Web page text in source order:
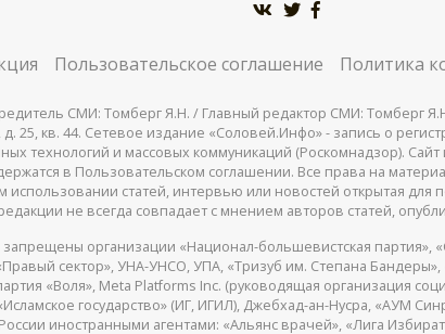
Пользовательское соглашение Политика
СМИ: Томберг Я.Н. / Главный редактор СМИ: Томберг
д. 25, кв. 44. Сетевое издание «Соловей.Инфо» - запись о
технологий и массовых коммуникаций (Роскомнадзор).
в Пользовательском соглашении. Все права на
статей, интервью или новостей открытая
не всегда совпадает с мнением авторов статей,
запрещены организации «Национал-большевистская
сектор», УНА-УНСО, УПА, «Тризуб им. Степана
«Воля», Meta Platforms Inc. (руководящая организация
государство» (ИГ, ИГИЛ), Джебхад-ан-Нусра, «АУМ
иностранными агентами: «Альянс врачей», «Лига